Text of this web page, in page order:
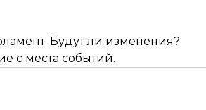
Будут ли изменения?
с места событий.